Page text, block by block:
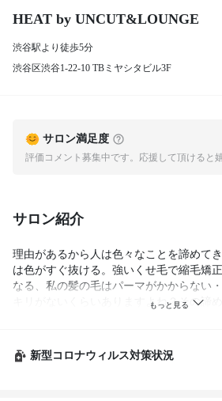
HEAT by UNCUT&LOUNGE
渋谷駅より徒歩5分
渋谷区渋谷1-22-10 TBミヤシタビル3F
サロン満足度
評価コメント募集中です。応援して頂けると
サロン紹介
理由があるから人は色々なことを諦めて
は色がすぐ抜ける。強いくせ毛で縮毛矯
なる、私の髪の毛はパーマがかからない
キリがないくらいありますよね？その諦
新型コロナウィルス対策状況